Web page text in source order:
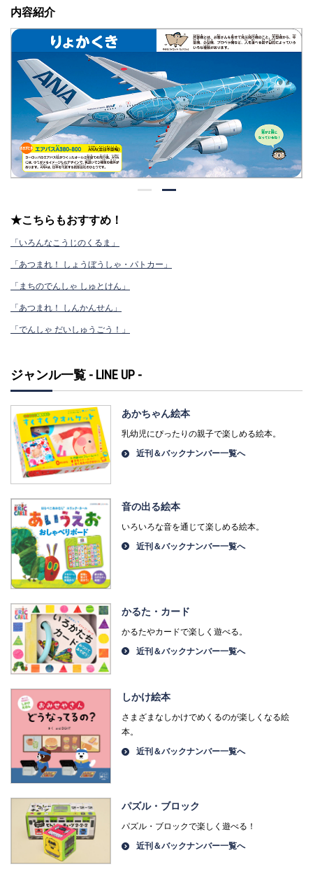
内容紹介
★こちらもおすすめ！
「いろんなこうじのくるま」
「あつまれ！ しょうぼうしゃ・パトカー」
「まちのでんしゃ しゅとけん」
「あつまれ！ しんかんせん」
「でんしゃ だいしゅうごう！」
ジャンル一覧 - LINE UP -
あかちゃん絵本
乳幼児にぴったりの親子で楽しめる絵本。
近刊＆バックナンバー一覧へ
音の出る絵本
いろいろな音を通じて楽しめる絵本。
近刊＆バックナンバー一覧へ
かるた・カード
かるたやカードで楽しく遊べる。
近刊＆バックナンバー一覧へ
しかけ絵本
さまざまなしかけでめくるのが楽しくなる絵
本。
近刊＆バックナンバー一覧へ
パズル・ブロック
パズル・ブロックで楽しく遊べる！
近刊＆バックナンバー一覧へ